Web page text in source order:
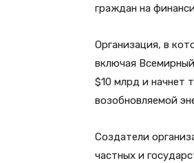
граждан на
Организация, в
включая
$10 млрд и начнет
возобновляемой
Создатели
частных и